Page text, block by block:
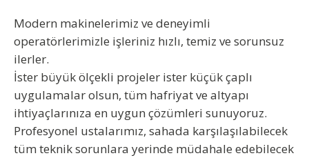
Modern makinelerimiz ve deneyimli
operatörlerimizle işleriniz hızlı, temiz ve sorunsuz
ilerler.
İster büyük ölçekli projeler ister küçük çaplı
uygulamalar olsun, tüm hafriyat ve altyapı
ihtiyaçlarınıza en uygun çözümleri sunuyoruz.
Profesyonel ustalarımız, sahada karşılaşılabilecek
tüm teknik sorunlara yerinde müdahale edebilecek